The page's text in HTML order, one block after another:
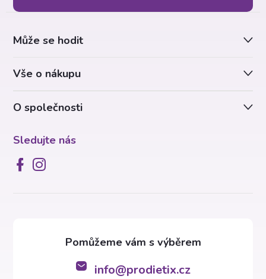
O společnosti
Sledujte nás
Může se hodit
Vše o nákupu
info@prodietix.cz